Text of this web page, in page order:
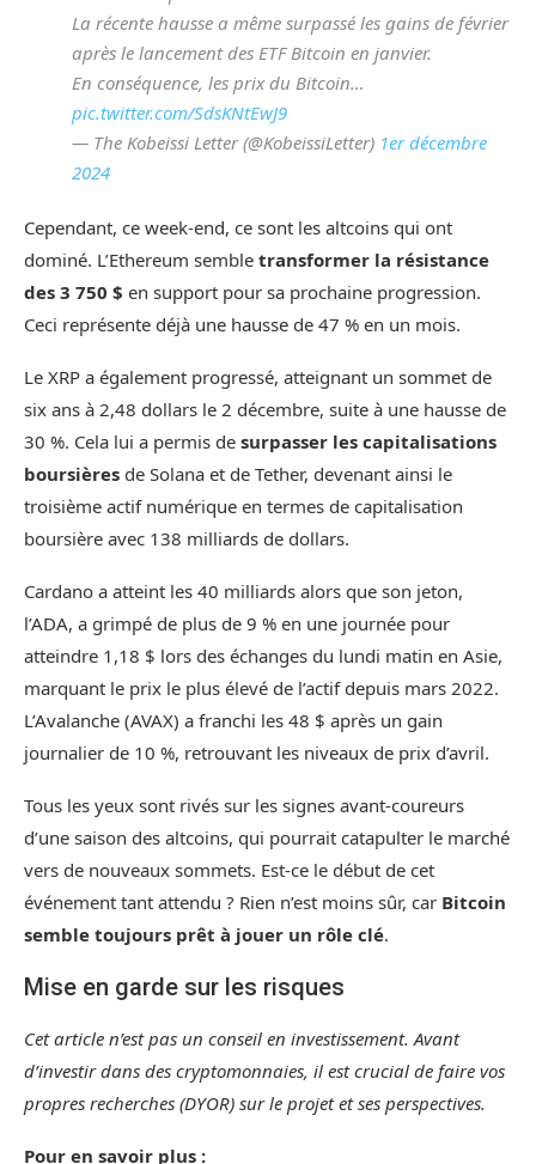
La récente hausse a même surpassé les gains de février
après le lancement des ETF Bitcoin en janvier.
En conséquence, les prix du Bitcoin…
pic.twitter.com/SdsKNtEwJ9
— The Kobeissi Letter (@KobeissiLetter) 1er décembre
2024
Cependant, ce week-end, ce sont les altcoins qui ont
dominé. L’Ethereum semble transformer la résistance
des 3 750 $ en support pour sa prochaine progression.
Ceci représente déjà une hausse de 47 % en un mois.
Le XRP a également progressé, atteignant un sommet de
six ans à 2,48 dollars le 2 décembre, suite à une hausse de
30 %. Cela lui a permis de surpasser les capitalisations
boursières de Solana et de Tether, devenant ainsi le
troisième actif numérique en termes de capitalisation
boursière avec 138 milliards de dollars.
Cardano a atteint les 40 milliards alors que son jeton,
l’ADA, a grimpé de plus de 9 % en une journée pour
atteindre 1,18 $ lors des échanges du lundi matin en Asie,
marquant le prix le plus élevé de l’actif depuis mars 2022.
L’Avalanche (AVAX) a franchi les 48 $ après un gain
journalier de 10 %, retrouvant les niveaux de prix d’avril.
Tous les yeux sont rivés sur les signes avant-coureurs
d’une saison des altcoins, qui pourrait catapulter le marché
vers de nouveaux sommets. Est-ce le début de cet
événement tant attendu ? Rien n’est moins sûr, car Bitcoin
semble toujours prêt à jouer un rôle clé.
Mise en garde sur les risques
Cet article n’est pas un conseil en investissement. Avant
d’investir dans des cryptomonnaies, il est crucial de faire vos
propres recherches (DYOR) sur le projet et ses perspectives.
Pour en savoir plus :